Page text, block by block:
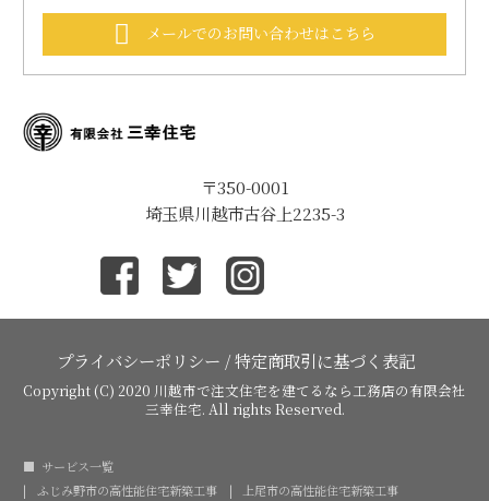
メールでのお問い合わせはこちら
〒350-0001
埼玉県川越市古谷上2235-3
プライバシーポリシー /特定商取引に基づく表記
Copyright (C) 2020 川越市で注文住宅を建てるなら工務店の有限会社
三幸住宅. All rights Reserved.
サービス一覧
ふじみ野市の高性能住宅新築工事
上尾市の高性能住宅新築工事